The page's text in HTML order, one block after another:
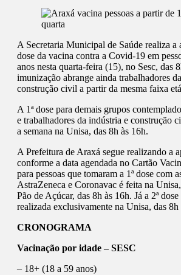
A Secretaria Municipal de Saúde realiza a
dose da vacina contra a Covid-19 em
anos nesta quarta-feira (15), no Sesc, das
imunização abrange ainda trabalhadores
construção civil a partir da mesma faixa
A 1ª dose para demais grupos
e trabalhadores da indústria e construção
a semana na Unisa, das 8h às 16h.
A Prefeitura de Araxá segue realizando a
conforme a data agendada no Cartão
para pessoas que tomaram a 1ª dose com
AstraZeneca e Coronavac é feita na
Pão de Açúcar, das 8h às 16h. Já a 2ª
realizada exclusivamente na Unisa, das 8h
CRONOGRAMA
Vacinação por idade – SESC
– 18+ (18 a 59 anos)